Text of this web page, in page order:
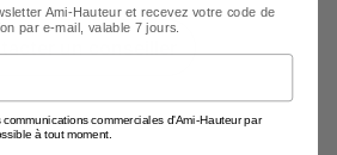
un conseiller
Ami-Hauteur et recevez votre code de
par e-mail, valable 7 jours.
commerciales d'Ami-Hauteur par
à tout moment.